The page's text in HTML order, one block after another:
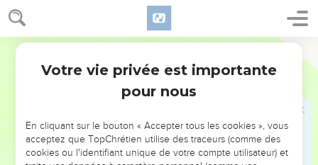
Ezéchiel 28
toi.’ » Ils reconnaîtront que je suis l'Eternel, quand je mettrai
mes jugements en œuvre contre elle, quand je manifesterai
ma sainteté au milieu d'elle.
J'enverrai la peste chez elle et je ferai couler le sang dans
ses rues. Les victimes tomberont au milieu d'elle à cause de
que je suis l'Eternel.
Israël vivra en sécurité
Votre vie privée est importante
pour nous
En cliquant sur le bouton « Accepter tous les cookies », vous
acceptez que TopChrétien utilise des traceurs (comme des
cookies ou l'identifiant unique de votre compte utilisateur) et